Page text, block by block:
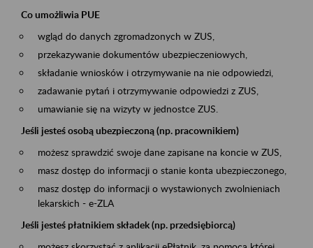
Co umożliwia PUE
wgląd do danych zgromadzonych w ZUS,
przekazywanie dokumentów ubezpieczeniowych,
składanie wniosków i otrzymywanie na nie odpowiedzi,
zadawanie pytań i otrzymywanie odpowiedzi z ZUS,
umawianie się na wizyty w jednostce ZUS.
Jeśli jesteś osobą ubezpieczoną (np. pracownikiem)
możesz sprawdzić swoje dane zapisane na koncie w ZUS,
masz dostęp do informacji o stanie konta ubezpieczonego,
masz dostęp do informacji o wystawionych zwolnieniach
lekarskich - e-ZLA
Jeśli jesteś płatnikiem składek (np. przedsiębiorcą)